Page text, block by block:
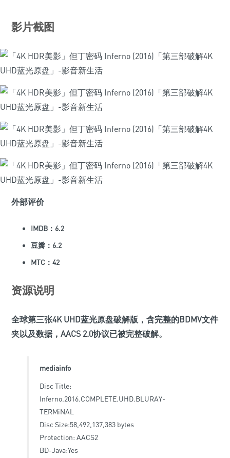
影片截图
外部评价
IMDB：6.2
豆瓣：6.2
MTC：42
资源说明
全球第三张4K UHD蓝光原盘破解版，含完整的BDMV文件
夹以及数据，AACS 2.0协议已被完整破解。
mediainfo
Disc Title:
Inferno.2016.COMPLETE.UHD.BLURAY-
TERMiNAL
Disc Size:58,492,137,383 bytes
Protection: AACS2
BD-Java:Yes